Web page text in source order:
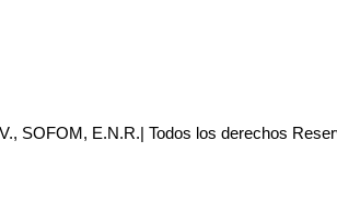
SOFOM, E.N.R.| Todos los derechos